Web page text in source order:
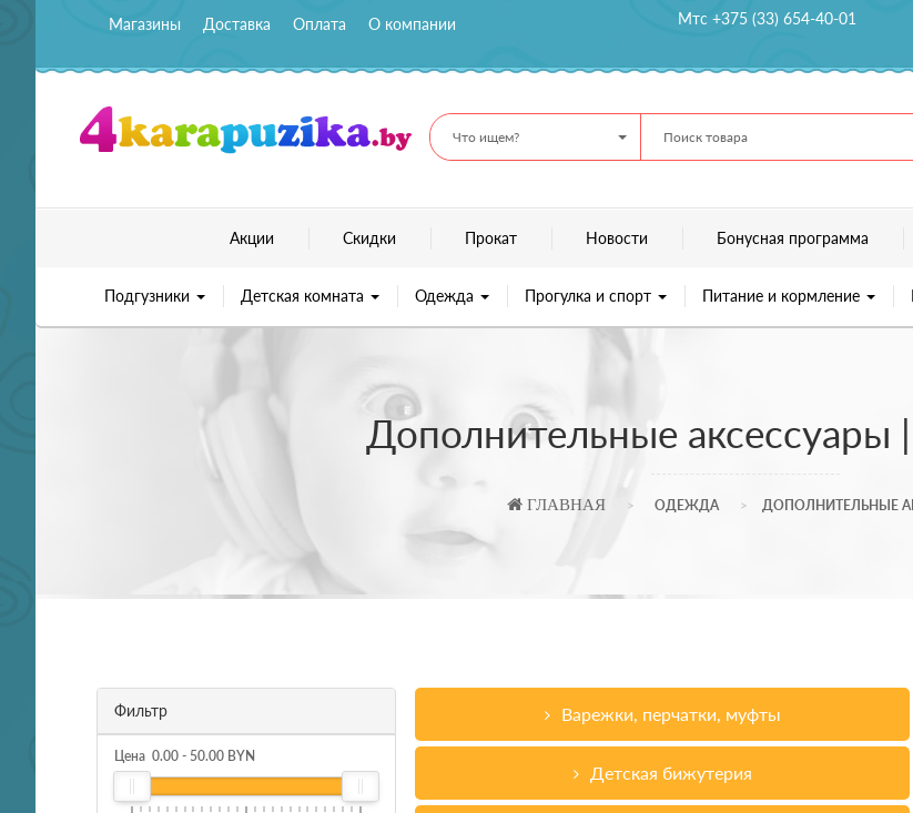
Магазины Доставка Оплата О компании Мтс +375 (33) 654-40-01
Что ищем?
Акции Скидки Прокат Новости Бонусная программа
Подгузники Детская комната Одежда Прогулка и спорт Питание и кормление
Дополнительные аксессуары
ГЛАВНАЯ ОДЕЖДА ДОПОЛНИТЕЛЬНЫЕ
Фильтр
Цена 0.00 - 50.00 BYN
Варежки, перчатки, муфты
Детская бижутерия